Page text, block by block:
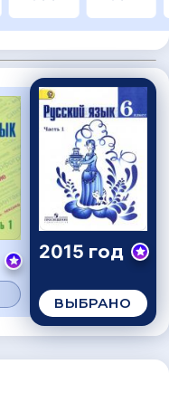
2015 год
ВЫБРАНО